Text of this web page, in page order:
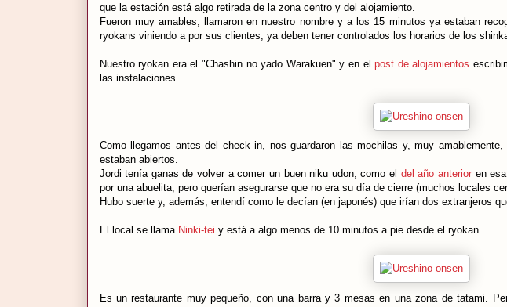
que la estación está algo retirada de la zona centro y del alojamiento.
Fueron muy amables, llamaron en nuestro nombre y a los 15 minutos ya estaban
ryokans viniendo a por sus clientes, ya deben tener controlados los horarios de los
Nuestro ryokan era el "Chashin no yado Warakuen" y en elpost de alojamientos
las instalaciones.
Como llegamos antes del check in, nos guardaron las mochilas y, muy
estaban abiertos.
Jordi tenía ganas de volver a comer un buen niku udon, como el del año anterioren esa
por una abuelita, pero querían asegurarse que no era su día de cierre (muchos locales
Hubo suerte y, además, entendí como le decían (en japonés) que irían dos extranjeros
El local se llama Ninki-tei y está a algo menos de 10 minutos a pie desde el ryokan.
Es un restaurante muy pequeño, con una barra y 3 mesas en una zona de tatami.